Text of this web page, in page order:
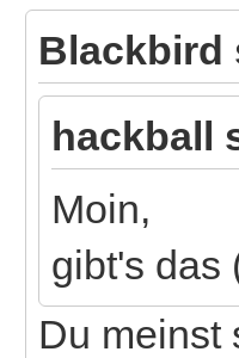
Blackbird
hackball
Moin,
gibt's das
Du meinst